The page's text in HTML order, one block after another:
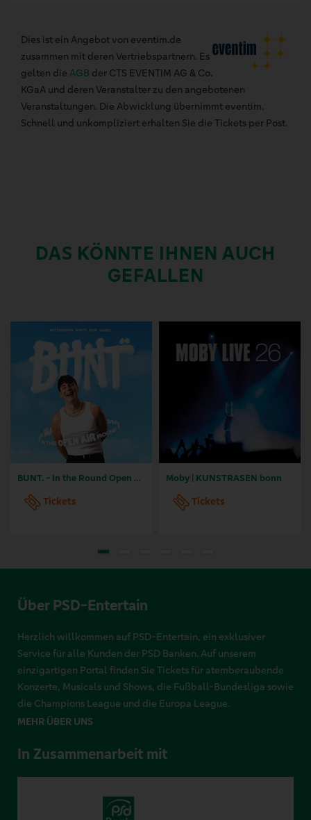
Dies ist ein Angebot von eventim.de
zusammen mit deren Vertriebspartnern. Es
gelten die AGB der CTS EVENTIM AG & Co.
KGaA und deren Veranstalter zu den angebotenen
Veranstaltungen. Die Abwicklung übernimmt eventim.
Schnell und unkompliziert erhalten Sie die Tickets per Post.
DAS KÖNNTE IHNEN AUCH
GEFALLEN
BUNT. - In the Round Open Air 2026
Tickets
Moby | KUNSTRASEN bonn
Tickets
Über PSD-Entertain
Herzlich willkommen auf PSD-Entertain, ein exklusiver
Service für alle Kunden der PSD Banken. Auf unserem
einzigartigen Portal finden Sie Tickets für atemberaubende
Konzerte, Musicals und Shows, die Fußball-Bundesliga sowie
die Champions League und die Europa League.
MEHR ÜBER UNS
In Zusammenarbeit mit